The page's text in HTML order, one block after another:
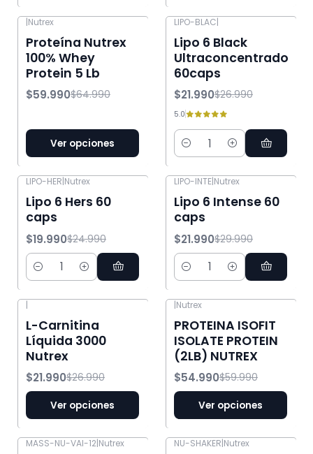
|Nutrex
Proteína Nutrex
100% Whey
Protein 5 Lb
$59.990$64.990
Ver opciones
LIPO-BLAC|
Lipo 6 Black
Ultraconcentrado
60caps
$21.990$26.990
5.0
Cantidad
LIPO-HER|Nutrex
Lipo 6 Hers 60
caps
$19.990$24.990
Cantidad
LIPO-INTE|Nutrex
Lipo 6 Intense 60
caps
$21.990$29.990
Cantidad
|
L-Carnitina
Líquida 3000
Nutrex
$21.990$26.990
Ver opciones
|Nutrex
PROTEINA ISOFIT
ISOLATE PROTEIN
(2LB) NUTREX
$54.990$59.990
Ver opciones
MASS-NU-VAI-12|Nutrex NU-SHAKER|Nutrex